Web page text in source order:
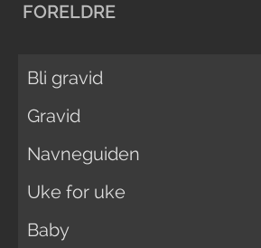
FORELDRE
Bli gravid
Gravid
Navneguiden
Uke for uke
Baby